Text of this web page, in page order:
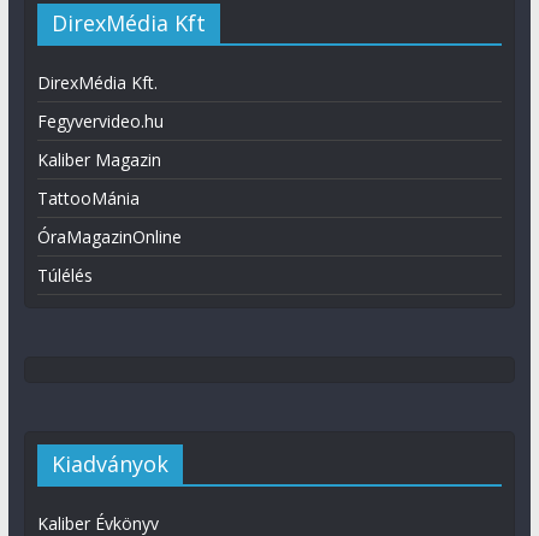
DirexMédia Kft
DirexMédia Kft.
Fegyvervideo.hu
Kaliber Magazin
TattooMánia
ÓraMagazinOnline
Túlélés
Kiadványok
Kaliber Évkönyv